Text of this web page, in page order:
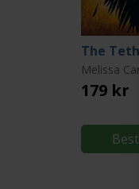
The
Melissa
179 kr